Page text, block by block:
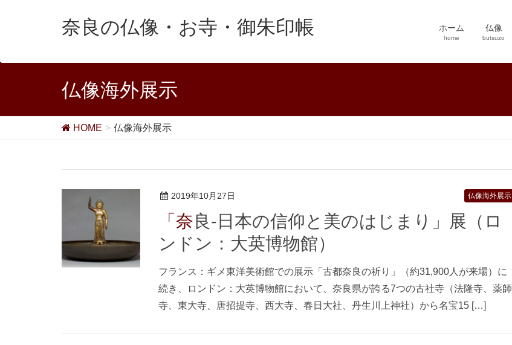
奈良の仏像・お寺・御朱印帳 ホーム
home
仏像
butsuzo
仏像海外展示
HOME 仏像海外展示
2019年10月27日 仏像海外展示
「奈良-日本の信仰と美のはじまり」展（ロ
ンドン：大英博物館）
フランス：ギメ東洋美術館での展示「古都奈良の祈り」（約31,900人が来場）に
続き、ロンドン：大英博物館において、奈良県が誇る7つの古社寺（法隆寺、薬師
寺、東大寺、唐招提寺、西大寺、春日大社、丹生川上神社）から名宝15 […]